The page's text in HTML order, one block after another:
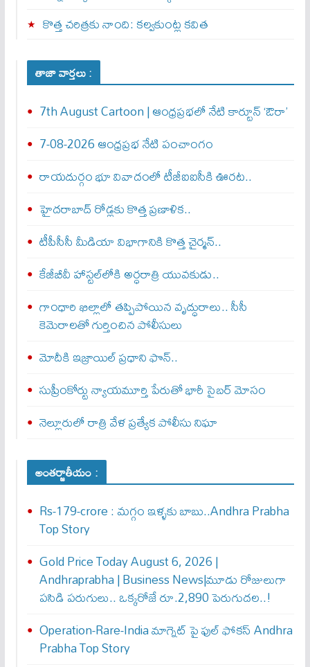
కొత్త చరిత్రకు నాంది: క‌ల్వ‌కుంట్ల కవిత
తాజా వార్తలు :
7th August Cartoon | ఆంధ్రప్రభలో నేటి కార్టూన్ ‘ఔరా’
7-08-2026 ఆంధ్రప్రభ నేటి పంచాంగం
రాయదుర్గం భూ వివాదంలో టీజీఐఐసీకి ఊరట..
హైదరాబాద్ రోడ్లకు కొత్త ప్రణాళిక..
టీపీసీసీ మీడియా విభాగానికి కొత్త చైర్మన్..
కేజీబీవీ హాస్టల్‌లోకి అర్ధరాత్రి యువకుడు..
గాంధారి ఖిల్లాలో తప్పిపోయిన వృద్ధురాలు.. సీసీ
కెమెరాలతో గుర్తించిన పోలీసులు
మోదీకి ఇజ్రాయిల్ ప్ర‌ధాని ఫొన్..
సుప్రీంకోర్టు న్యాయమూర్తి పేరుతో భారీ సైబర్ మోసం
నెల్లూరులో రాత్రి వేళ ప్రత్యేక పోలీసు నిఘా
అంతర్జాతీయం :
Rs-179-crore : మ‌గ్గం ఇళ్ళ‌కు బాబు..Andhra Prabha
Top Story
Gold Price Today August 6, 2026 |
Andhraprabha | Business News|మూడు రోజులుగా
పసిడి పరుగులు.. ఒక్కరోజే రూ.2,890 పెరుగుద‌ల‌..!
Operation-Rare-India మాగ్నెట్ పై ఫుల్ ఫోక‌స్ Andhra
Prabha Top Story